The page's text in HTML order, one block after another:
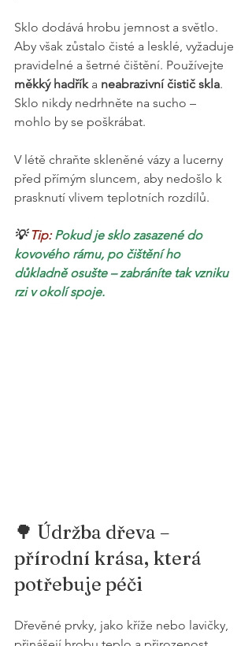
Sklo dodává hrobu jemnost a světlo.
Aby však zůstalo čisté a lesklé, vyžaduje
pravidelné a šetrné čištění. Používejte
měkký hadřík a neabrazivní čistič skla.
Sklo nikdy nedrhněte na sucho –
mohlo by se poškrábat.
V létě chraňte skleněné vázy a lucerny
před přímým sluncem, aby nedošlo k
prasknutí vlivem teplotních rozdílů.
💡 Tip: Pokud je sklo zasazené do
kovového rámu, po čištění ho
důkladně osušte – zabráníte tak vzniku
rzi v okolí spoje.
🌳 Údržba dřeva –
přírodní krása, která
potřebuje péči
Dřevěné prvky, jako kříže nebo lavičky,